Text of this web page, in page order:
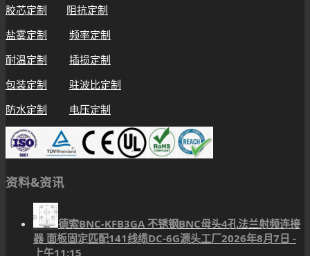
胶芯定制
阻抗定制
盐雾定制
频率定制
耐温定制
插损定制
包装定制
驻波比定制
防水定制
电压定制
资料&资讯
德索BNC-KFB3GA 不锈钢BNC母头4孔法兰射频连接
器 面板固定匹配141线缆DC-6G源头工厂2026年8月7日 -
上午11:15